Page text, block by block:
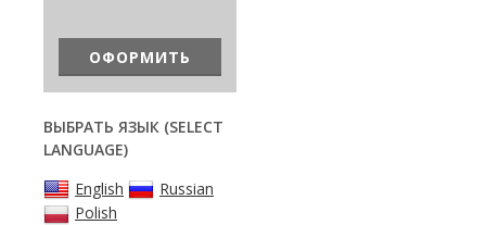
ОФОРМИТЬ
ВЫБРАТЬ ЯЗЫК (SELECT
LANGUAGE)
English
Russian
Polish